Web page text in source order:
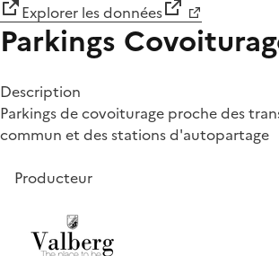
Explorer les données
Parkings
Description
Parkings de covoiturage proche des
commun et des stations d'autopartage
Producteur